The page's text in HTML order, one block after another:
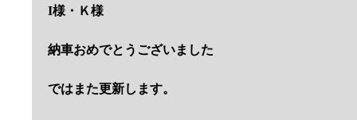
I様・Ｋ様
納車おめでとうございました
ではまた更新します。